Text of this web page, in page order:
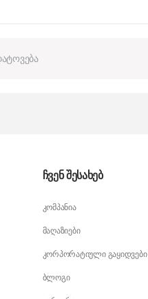
ჩვენ შესახებ
კომპანია
მაღაზიები
კორპორატიული გაყიდვები
ბლოგი